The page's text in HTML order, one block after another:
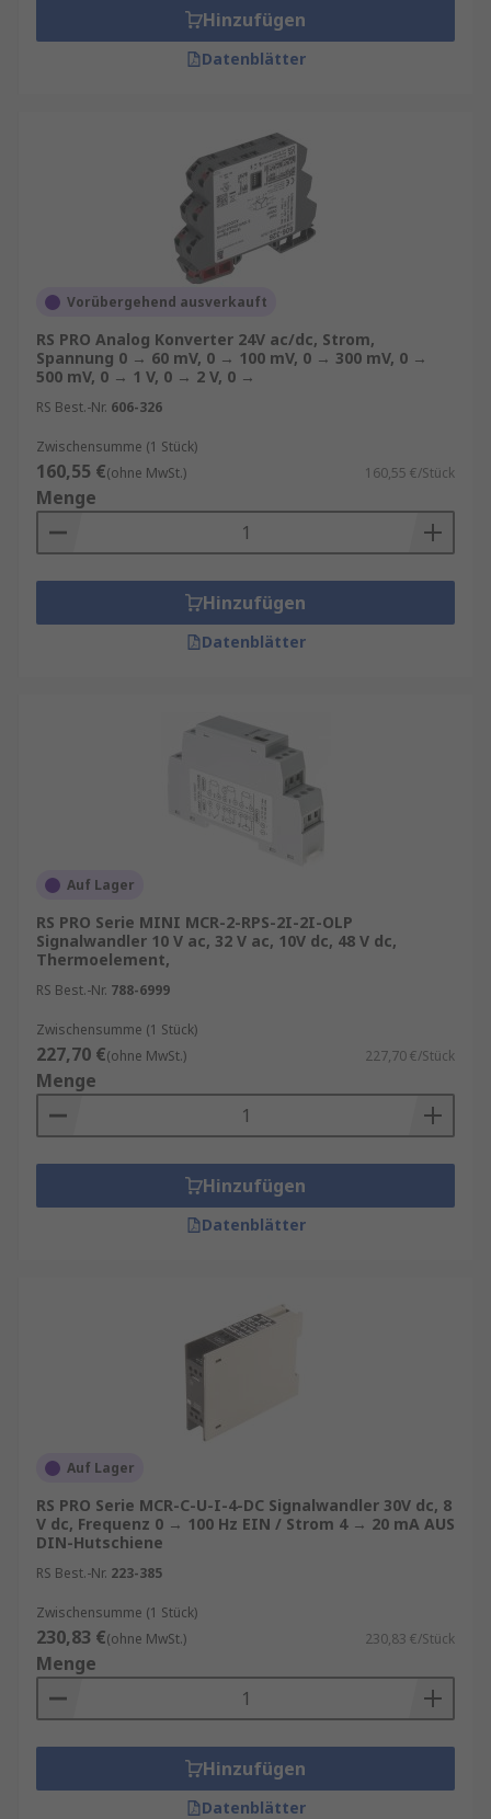
Hinzufügen
Datenblätter
Vorübergehend ausverkauft
RS PRO Analog Konverter 24V ac/dc, Strom,
Spannung 0 → 60 mV, 0 → 100 mV, 0 → 300 mV, 0 →
500 mV, 0 → 1 V, 0 → 2 V, 0 →
RS Best.-Nr. 606-326
Zwischensumme (1 Stück)
160,55 €(ohne MwSt.) 160,55 €/Stück
Menge
Hinzufügen
Datenblätter
Auf Lager
RS PRO Serie MINI MCR-2-RPS-2I-2I-OLP
Signalwandler 10 V ac, 32 V ac, 10V dc, 48 V dc,
Thermoelement,
RS Best.-Nr. 788-6999
Zwischensumme (1 Stück)
227,70 €(ohne MwSt.) 227,70 €/Stück
Menge
Hinzufügen
Datenblätter
Auf Lager
RS PRO Serie MCR-C-U-I-4-DC Signalwandler 30V dc, 8
V dc, Frequenz 0 → 100 Hz EIN / Strom 4 → 20 mA AUS
DIN-Hutschiene
RS Best.-Nr. 223-385
Zwischensumme (1 Stück)
230,83 €(ohne MwSt.) 230,83 €/Stück
Menge
Hinzufügen
Datenblätter